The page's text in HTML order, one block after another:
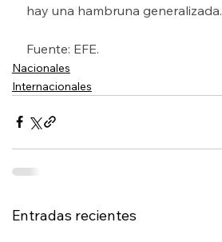
hay una hambruna generalizada.
Fuente: EFE.
Nacionales
Internacionales
Entradas recientes